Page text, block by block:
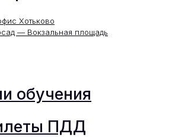
Хотьково
— Вокзальная площадь
обучения
ПДД